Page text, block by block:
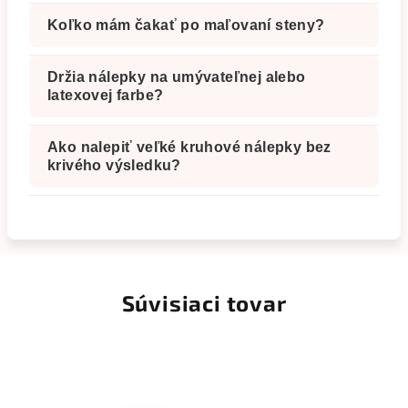
Koľko mám čakať po maľovaní steny?
Držia nálepky na umývateľnej alebo
latexovej farbe?
Ako nalepiť veľké kruhové nálepky bez
krivého výsledku?
Súvisiaci tovar